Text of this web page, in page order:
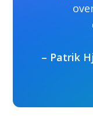
– Patrik